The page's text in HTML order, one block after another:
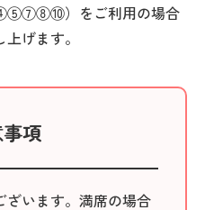
）をご利用の場合
げます。
項
ざいます。満席の場合